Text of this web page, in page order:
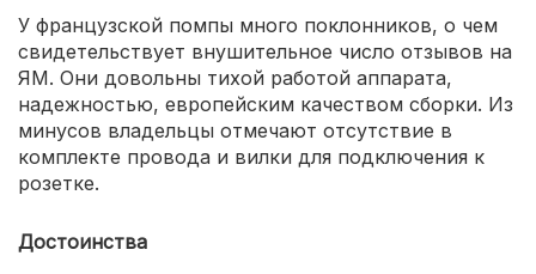
У французской помпы много поклонников, о чем
свидетельствует внушительное число отзывов на
ЯМ. Они довольны тихой работой аппарата,
надежностью, европейским качеством сборки. Из
минусов владельцы отмечают отсутствие в
комплекте провода и вилки для подключения к
розетке.
Достоинства